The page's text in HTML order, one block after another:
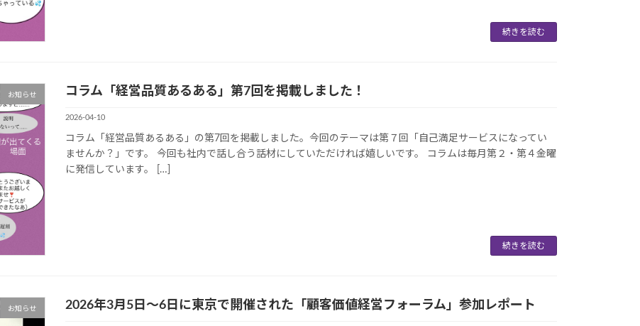
続きを読む
お知らせ コラム「経営品質あるある」第7回を掲載しました！
2026-04-10
コラム「経営品質あるある」の第7回を掲載しました。今回のテーマは第７回「自己満足サービスになってい
ませんか？」です。 今回も社内で話し合う話材にしていただければ嬉しいです。 コラムは毎月第２・第４金曜
に発信しています。 […]
続きを読む
お知らせ 2026年3月5日〜6日に東京で開催された「顧客価値経営フォーラム」参加レポート